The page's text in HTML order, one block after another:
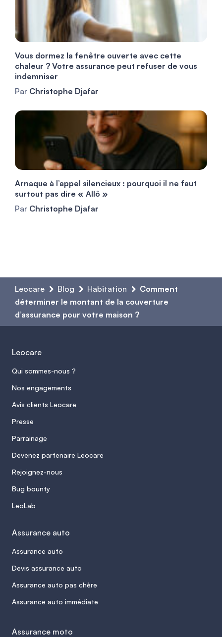
Leocare Blog Habitation
Comment
déterminer le montant de la couverture
d’assurance pour votre maison ?
Vous dormez la fenêtre ouverte avec cette
chaleur ? Votre assurance peut refuser de vous
indemniser
Par Christophe Djafar
Arnaque à l’appel silencieux : pourquoi il ne faut
surtout pas dire « Allô »
Par Christophe Djafar
Leocare
Qui sommes-nous ?
Nos engagements
Avis clients Leocare
Presse
Parrainage
Devenez partenaire Leocare
Rejoignez-nous
Bug bounty
LeoLab
Assurance auto
Assurance auto
Devis assurance auto
Assurance auto pas chère
Assurance auto immédiate
Assurance moto